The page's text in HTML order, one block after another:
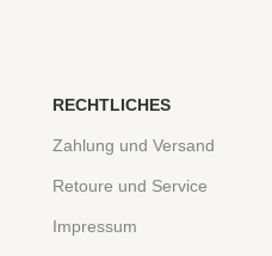
RECHTLICHES
Zahlung und Versand
Retoure und Service
Impressum